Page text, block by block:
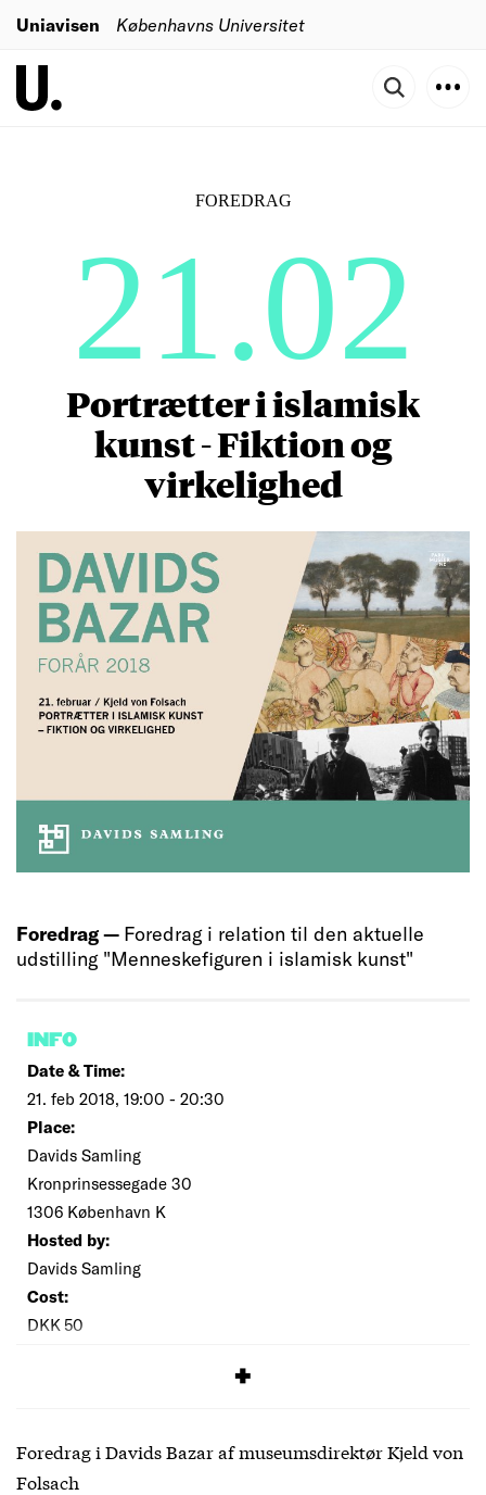
Uniavisen Københavns Universitet
FOREDRAG
21.02
Portrætter i islamisk
kunst - Fiktion og
virkelighed
Foredrag — Foredrag i relation til den aktuelle
udstilling "Menneskefiguren i islamisk kunst"
INFO
Date & Time:
21. feb 2018, 19:00 - 20:30
Place:
Davids Samling
Kronprinsessegade 30
1306 København K
Hosted by:
Davids Samling
Cost:
DKK 50
Foredrag i Davids Bazar af museumsdirektør Kjeld von
Folsach